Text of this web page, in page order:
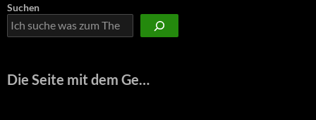
Suchen
Die Seite mit dem Ge…